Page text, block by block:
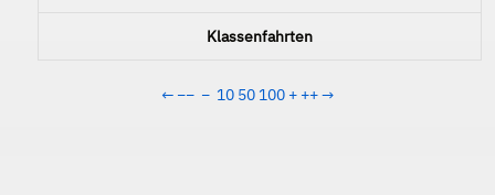
Klassenfahrten
← −− − 10 50 100 + ++→